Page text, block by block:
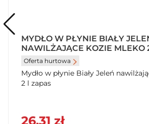
MYDŁO W PŁYNIE BIAŁY
NAWILŻAJĄCE KOZIE MLEKO
Oferta hurtowa
Mydło w płynie Biały Jeleń
2 l zapas
26,31 zł